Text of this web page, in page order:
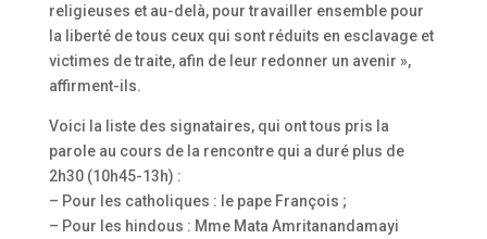
religieuses et au-delà, pour travailler ensemble pour
la liberté de tous ceux qui sont réduits en esclavage et
victimes de traite, afin de leur redonner un avenir »,
affirment-ils.
Voici la liste des signataires, qui ont tous pris la
parole au cours de la rencontre qui a duré plus de
2h30 (10h45-13h) :
– Pour les catholiques : le pape François ;
– Pour les hindous : Mme Mata Amritanandamayi